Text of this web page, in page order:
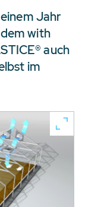
Jahr
with
auch
im